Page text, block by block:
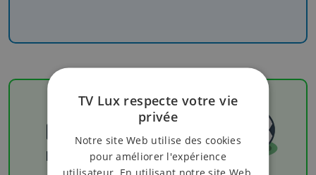
Football
Les résultats
TV Lux respecte votre vie
privée
Notre site Web utilise des cookies
pour améliorer l'expérience
utilisateur. En utilisant notre site Web,